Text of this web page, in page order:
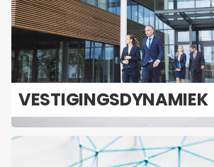
VES­TI­GINGS­DY­NA­MIEK